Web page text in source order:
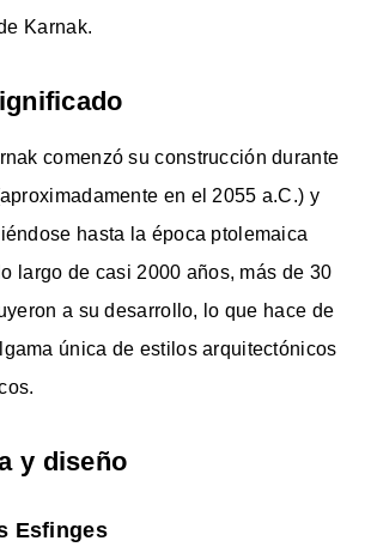
Karnak.
comenzó su construcción durante
en el 2055 a.C.) y
hasta la época ptolemaica
largo de casi 2000 años, más de 30
a su desarrollo, lo que hace de
única de estilos arquitectónicos
y diseño
Esfinges